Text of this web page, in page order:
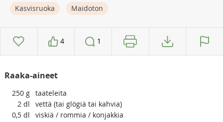
Kasvisruoka
Maidoton
4 1
Raaka-aineet
250 g taateleita
2 dl
vettä (tai glögiä tai kahvia)
0,5 dl
viskiä / rommia / konjakkia